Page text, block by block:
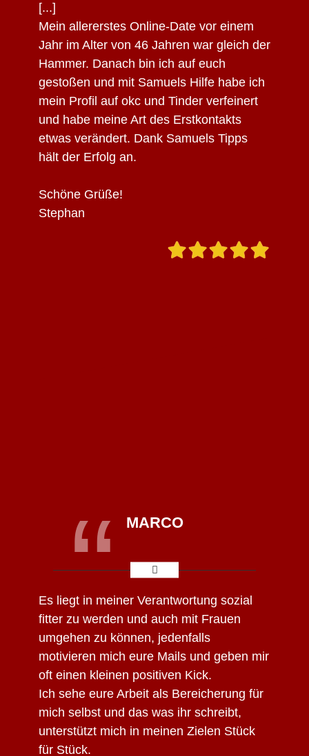
[...]
Mein allererstes Online-Date vor einem
Jahr im Alter von 46 Jahren war gleich der
Hammer. Danach bin ich auf euch
gestoßen und mit Samuels Hilfe habe ich
mein Profil auf okc und Tinder verfeinert
und habe meine Art des Erstkontakts
etwas verändert. Dank Samuels Tipps
hält der Erfolg an.
Schöne Grüße!
Stephan
MARCO
“
Es liegt in meiner Verantwortung sozial
fitter zu werden und auch mit Frauen
umgehen zu können, jedenfalls
motivieren mich eure Mails und geben mir
oft einen kleinen positiven Kick.
Ich sehe eure Arbeit als Bereicherung für
mich selbst und das was ihr schreibt,
unterstützt mich in meinen Zielen Stück
für Stück.